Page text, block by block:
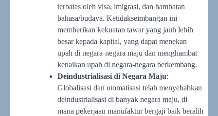
terbatas oleh visa, imigrasi, dan hambatan
bahasa/budaya. Ketidakseimbangan ini
memberikan kekuatan tawar yang jauh lebih
besar kepada kapital, yang dapat menekan
upah di negara-negara maju dan menghambat
kenaikan upah di negara-negara berkembang.
Deindustrialisasi di Negara Maju:
Globalisasi dan otomatisasi telah menyebabkan
deindustrialisasi di banyak negara maju, di
mana pekerjaan manufaktur bergaji baik beralih